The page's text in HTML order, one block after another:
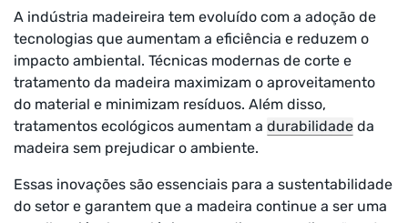
A indústria madeireira tem evoluído com a adoção de
tecnologias que aumentam a eficiência e reduzem o
impacto ambiental. Técnicas modernas de corte e
tratamento da madeira maximizam o aproveitamento
do material e minimizam resíduos. Além disso,
tratamentos ecológicos aumentam a durabilidade da
madeira sem prejudicar o ambiente.
Essas inovações são essenciais para a sustentabilidade
do setor e garantem que a madeira continue a ser uma